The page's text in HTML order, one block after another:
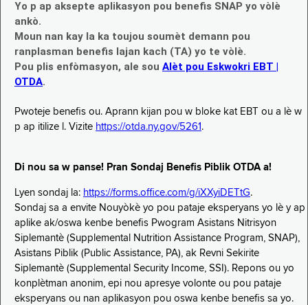
Yo p ap aksepte aplikasyon pou benefis SNAP yo vòlè
ankò.
Moun nan kay la ka toujou soumèt demann pou
ranplasman benefis lajan kach (TA) yo te vòlè.
Pou plis enfòmasyon, ale sou Alèt pou Eskwokri EBT |
OTDA.
Pwoteje benefis ou. Aprann kijan pou w bloke kat EBT ou a lè w
p ap itilize l. Vizite https://otda.ny.gov/5261 .
Di nou sa w panse! Pran Sondaj Benefis Piblik OTDA a!
Lyen sondaj la: https://forms.office.com/g/iXXyiDETtG.
Sondaj sa a envite Nouyòkè yo pou pataje eksperyans yo lè y ap
aplike ak/oswa kenbe benefis Pwogram Asistans Nitrisyon
Siplemantè (Supplemental Nutrition Assistance Program, SNAP),
Asistans Piblik (Public Assistance, PA), ak Revni Sekirite
Siplemantè (Supplemental Security Income, SSI). Repons ou yo
konplètman anonim, epi nou apresye volonte ou pou pataje
eksperyans ou nan aplikasyon pou oswa kenbe benefis sa yo.